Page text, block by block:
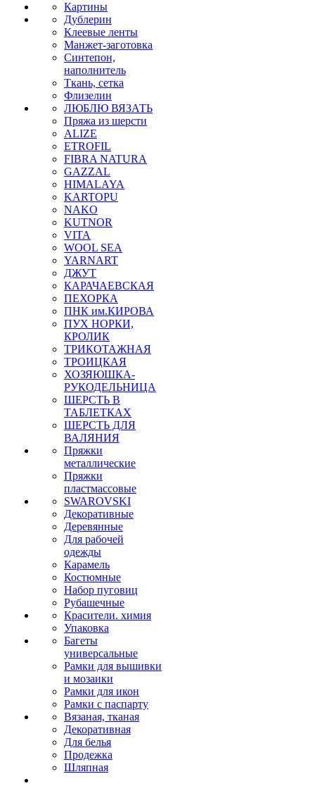
Картины
Дублерин
Клеевые ленты
Манжет-заготовка
Синтепон,
наполнитель
Ткань, сетка
Флизелин
ЛЮБЛЮ ВЯЗАТЬ
Пряжа из шерсти
ALIZE
ETROFIL
FIBRA NATURA
GAZZAL
HIMALAYA
KARTOPU
NAKO
KUTNOR
VITA
WOOL SEA
YARNART
ДЖУТ
КАРАЧАЕВСКАЯ
ПЕХОРКА
ПНК им.КИРОВА
ПУХ НОРКИ,
КРОЛИК
ТРИКОТАЖНАЯ
ТРОИЦКАЯ
ХОЗЯЮШКА-
РУКОДЕЛЬНИЦА
ШЕРСТЬ В
ТАБЛЕТКАХ
ШЕРСТЬ ДЛЯ
ВАЛЯНИЯ
Пряжки
металлические
Пряжки
пластмассовые
SWAROVSKI
Декоративные
Деревянные
Для рабочей
одежды
Карамель
Костюмные
Набор пуговиц
Рубашечные
Красители. химия
Упаковка
Багеты
универсальные
Рамки для вышивки
и мозаики
Рамки для икон
Рамки с паспарту
Вязаная, тканая
Декоративная
Для белья
Продежка
Шляпная